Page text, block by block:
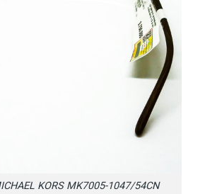
KORS MK7005-1047/54CN